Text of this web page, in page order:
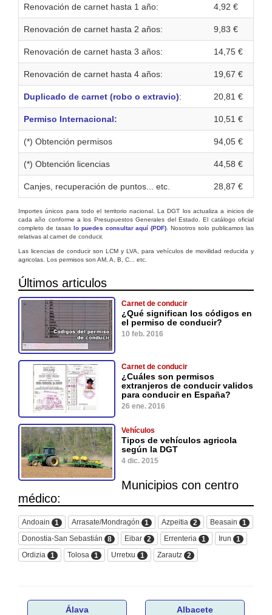
Renovación de carnet hasta 1 año: 4,92 €
Renovación de carnet hasta 2 años: 9,83 €
Renovación de carnet hasta 3 años: 14,75 €
Renovación de carnet hasta 4 años: 19,67 €
Duplicado de carnet (robo o extravio): 20,81 €
Permiso Internacional: 10,51 €
(*) Obtención permisos 94,05 €
(*) Obtención licencias 44,58 €
Canjes, recuperación de puntos... etc. 28,87 €
Importes únicos para todo el territorio nacional. La DGT los actualiza a inicios de
cada año conforme a los Presupuestos Generales del Estado. El catálogo oficial
completo de tasas lo puedes consultar aquí (PDF) . Nosotros solo publicamos las
relativas al carnet de conducir.
Las licencias de conducir son LCM y LVA, para vehículos de movilidad reducida y
agricolas. Los permisos son AM, A, B, C... etc.
Últimos articulos
Carnet de conducir
¿Qué significan los códigos en
el permiso de conducir?
10 feb. 2016
Carnet de conducir
¿Cuáles son permisos
extranjeros de conducir validos
para conducir en España?
26 ene. 2016
Vehículos
Tipos de vehículos agricola
según la DGT
4 dic. 2015
Municipios con centro
médico:
Andoain 1 Arrasate/Mondragón 1 Azpeitia 2 Beasain
1
Donostia-San Sebastián
8 Eibar 2 Errenteria 1 Irun
1
Ordizia
1 Tolosa 1 Urretxu 1 Zarautz 2
Álava Albacete